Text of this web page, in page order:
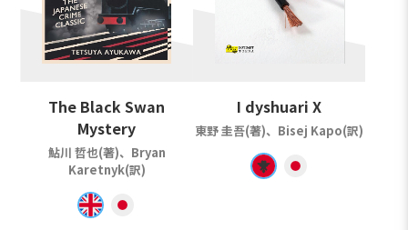
The Black Swan
Mystery
鮎川 哲也(著)、Bryan
Karetnyk(訳)
I dyshuari X
東野 圭吾(著)、Bisej Kapo(訳)